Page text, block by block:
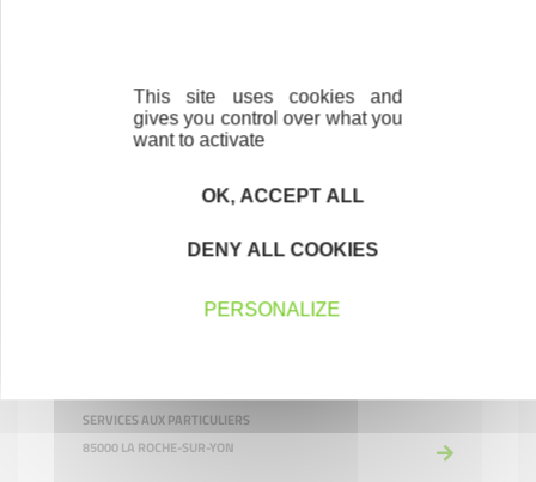
85210 SAINTE-HERMINE
SERVICES AUX PARTICULIERS
85000 LA ROCHE-SUR-YON
This site uses cookies and
gives you control over what you
want to activate
OK, ACCEPT ALL
DENY ALL COOKIES
PERSONALIZE